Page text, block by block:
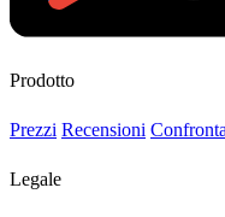
Prodotto
Prezzi Recensioni Confronta
Legale